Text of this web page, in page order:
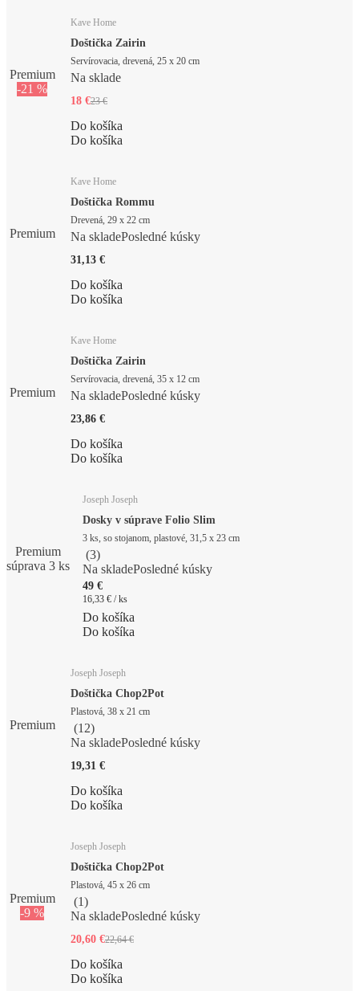
Premium
-21 %
Kave Home
Doštička Zairin
Servírovacia, drevená, 25 x 20 cm
Na sklade
18 €23 €
Do košíka
Do košíka
Premium
Kave Home
Doštička Rommu
Drevená, 29 x 22 cm
Na skladePosledné kúsky
31,13 €
Do košíka
Do košíka
Premium
Kave Home
Doštička Zairin
Servírovacia, drevená, 35 x 12 cm
Na skladePosledné kúsky
23,86 €
Do košíka
Do košíka
Premium
súprava 3 ks
Joseph Joseph
Dosky v súprave Folio Slim
3 ks, so stojanom, plastové, 31,5 x 23 cm
(3)
Na skladePosledné kúsky
49 €
16,33 € / ks
Do košíka
Do košíka
Premium
Joseph Joseph
Doštička Chop2Pot
Plastová, 38 x 21 cm
(12)
Na skladePosledné kúsky
19,31 €
Do košíka
Do košíka
Premium
-9 %
Joseph Joseph
Doštička Chop2Pot
Plastová, 45 x 26 cm
(1)
Na skladePosledné kúsky
20,60 €22,64 €
Do košíka
Do košíka